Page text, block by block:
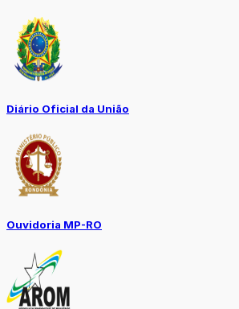
Diário Oficial da União
Ouvidoria MP-RO